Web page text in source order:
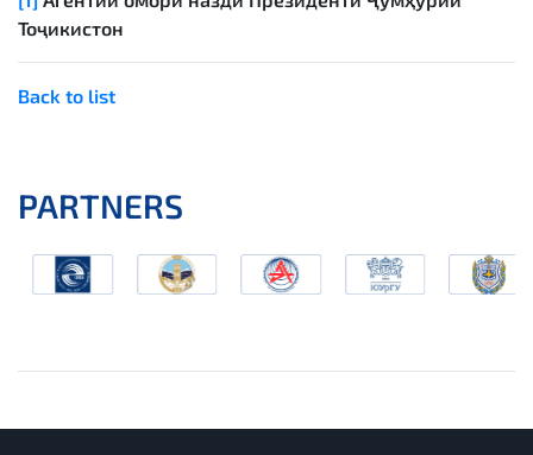
Тоҷикистон
Back to list
PARTNERS